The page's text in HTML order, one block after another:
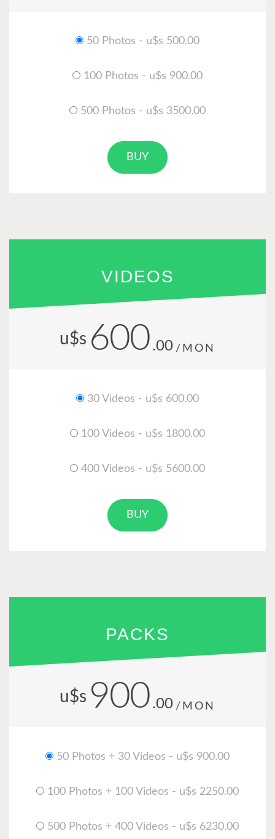
50 Photos - u$s 500.00
100 Photos - u$s 900.00
500 Photos - u$s 3500.00
BUY
VIDEOS
u$s 600 .00 /MON
30 Videos - u$s 600.00
100 Videos - u$s 1800.00
400 Videos - u$s 5600.00
BUY
PACKS
u$s 900 .00 /MON
50 Photos + 30 Videos - u$s 900.00
100 Photos + 100 Videos - u$s 2250.00
500 Photos + 400 Videos - u$s 6230.00